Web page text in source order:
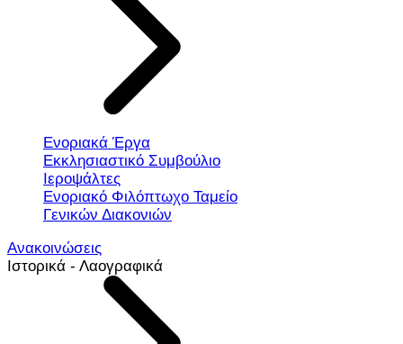
Ενοριακά Έργα
Εκκλησιαστικό Συμβούλιο
Ιεροψάλτες
Ενοριακό Φιλόπτωχο Ταμείο
Γενικών Διακονιών
Ανακοινώσεις
Ιστορικά - Λαογραφικά